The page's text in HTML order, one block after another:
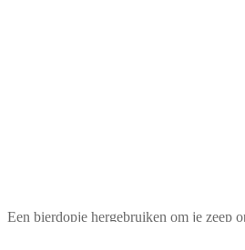
Een bierdopje hergebruiken om je zeep